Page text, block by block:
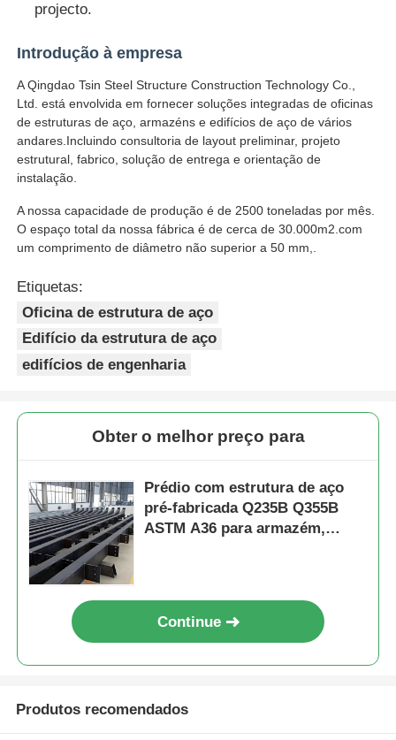
projecto.
Introdução à empresa
A Qingdao Tsin Steel Structure Construction Technology Co.,
Ltd. está envolvida em fornecer soluções integradas de oficinas
de estruturas de aço, armazéns e edifícios de aço de vários
andares.Incluindo consultoria de layout preliminar, projeto
estrutural, fabrico, solução de entrega e orientação de
instalação.
A nossa capacidade de produção é de 2500 toneladas por mês.
O espaço total da nossa fábrica é de cerca de 30.000m2.com
um comprimento de diâmetro não superior a 50 mm,.
Etiquetas:
Oficina de estrutura de aço
Edifício da estrutura de aço
edifícios de engenharia
Obter o melhor preço para
Prédio com estrutura de aço
pré-fabricada Q235B Q355B
ASTM A36 para armazém,
Continue
Produtos recomendados